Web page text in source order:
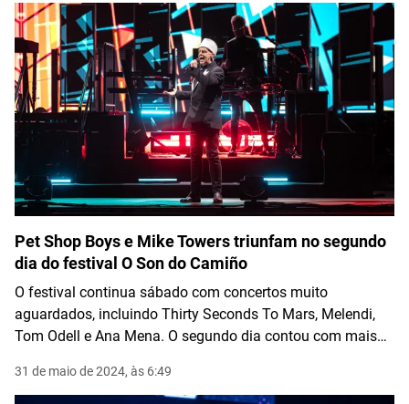
Pet Shop Boys e Mike Towers triunfam no segundo
dia do festival O Son do Camiño
O festival continua sábado com concertos muito
aguardados, incluindo Thirty Seconds To Mars, Melendi,
Tom Odell e Ana Mena. O segundo dia contou com mais
31 de maio de 2024, às 6:49